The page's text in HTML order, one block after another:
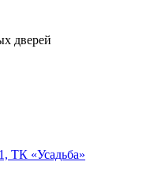
дверей
ТК «Усадьба»